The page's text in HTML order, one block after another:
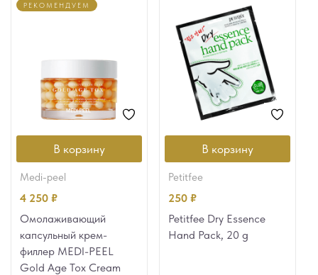
В корзину
РЕКОМЕНДУЕМ
medi-peel
4 250 ₽
Омолаживающий
капсульный крем-
филлер MEDI-PEEL
Gold Age Tox Cream
В корзину
petitfee
250 ₽
Petitfee Dry Essence
Hand Pack, 20 g